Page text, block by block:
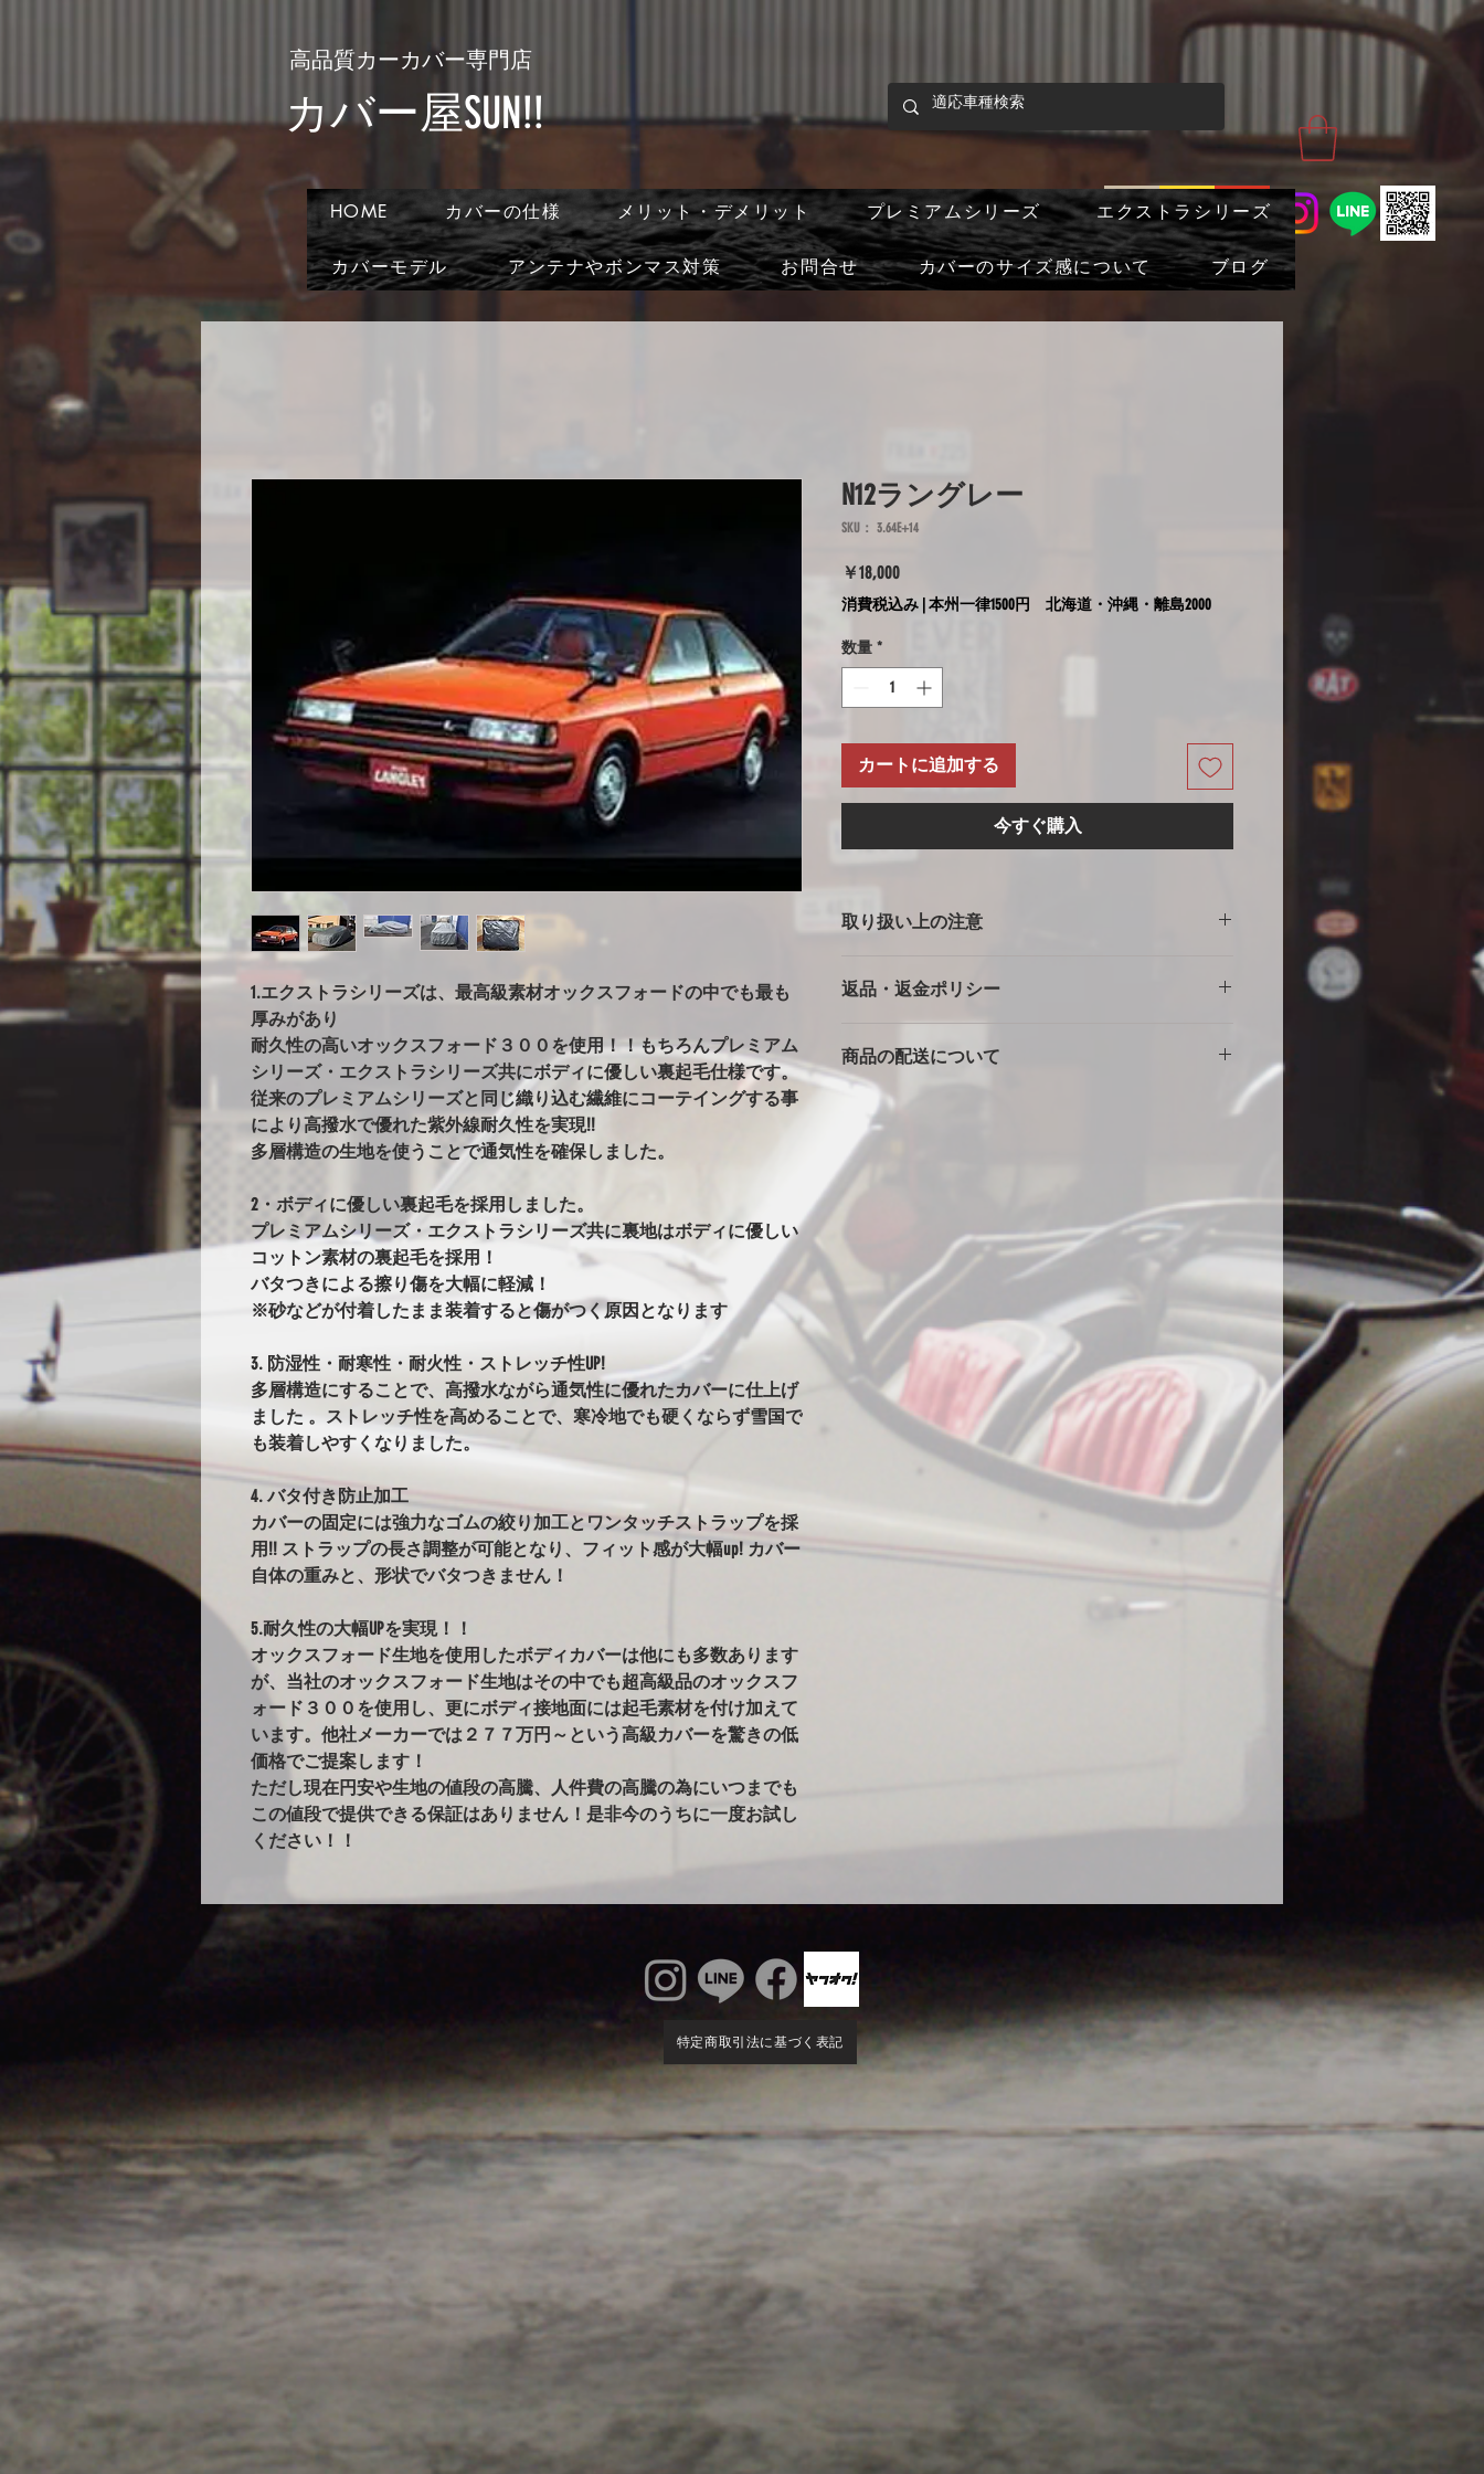
HOME カバーの仕様 メリット・デメリット プレミアムシリーズ エクストラシリーズ
カバーモデル アンテナやボンマス対策 お問合せ カバーのサイズ感について ブログ
​高品質カーカバー専門店
​カバー屋SUN!!
1.エクストラシリーズは、最高級素材オックスフォードの中でも最も
厚みがあり
耐久性の高いオックスフォード３００を使用！！もちろんプレミアム
シリーズ・エクストラシリーズ共にボディに優しい裏起毛仕様です。
従来のプレミアムシリーズと同じ織り込む繊維にコーテイングする事
により高撥水で優れた紫外線耐久性を実現!!
多層構造の生地を使うことで通気性を確保しました。
2・ボディに優しい裏起毛を採用しました。
プレミアムシリーズ・エクストラシリーズ共に裏地はボディに優しい
コットン素材の裏起毛を採用！
バタつきによる擦り傷を大幅に軽減！
※砂などが付着したまま装着すると傷がつく原因となります
3. 防湿性・耐寒性・耐火性・ストレッチ性UP!
多層構造にすることで、高撥水ながら通気性に優れたカバーに仕上げ
ました 。ストレッチ性を高めることで、寒冷地でも硬くならず雪国で
も装着しやすくなりました。
4. バタ付き防止加工
カバーの固定には強力なゴムの絞り加工とワンタッチストラップを採
用!! ストラップの長さ調整が可能となり、フィット感が大幅up! カバー
自体の重みと、形状でバタつきません！
5.耐久性の大幅UPを実現！！
オックスフォード生地を使用したボディカバーは他にも多数あります
が、当社のオックスフォード生地はその中でも超高級品のオックスフ
ォード３００を使用し、更にボディ接地面には起毛素材を付け加えて
います。他社メーカーでは２７７万円～という高級カバーを驚きの低
価格でご提案します！
ただし現在円安や生地の値段の高騰、人件費の高騰の為にいつまでも
この値段で提供できる保証はありません！是非今のうちに一度お試し
ください！！
N12ラングレー
SKU： 3.64E+14
￥18,000価
格
消費税込み 本州一律1500円 北海道・沖縄・離島2000
数量 *
カートに追加する
今すぐ購入
取り扱い上の注意
※強風での使用の注意
風の時は、ホイール部分に布団を干す時に使用する大型
の洗濯ばさみを併用する等の工夫をしていただくとより
安全に使用できます。
※完全防水にはしていません。
カバーには防水・撥水加工をしていますが、完全防水で
はありません。ビニール生地やテント生地などの完全防
水生地を使用すると、地面からの湿気でボディが錆てし
まうからです。その為あえて通気性を保つために完全防
水にはしていません。ミシンの縫い目から雨水が浸入す
ることがありますが、不良品ではありません。天気の良
い日など車もカバーをめくり換気する事をお勧めしま
※オールペン車両やコーティング車両に使用する際の注
オールペンやボディコーティング直後の車両は塗膜が不
安定なためカバーの使用はお控えください。コーティン
グ剤や塗料の種類によっては、シミができる可能性があ
ります。万が一シミになった場合は速やかに天日で乾燥
させてください。（現在までに104件のみ、DIYで赤色にオ
ールペンされた車両に使用し、塗装の曇りが出たとの報
※ボディが汚れた状態での使用はお控えください。
雨で濡れている車体や、泥水や砂などで汚れたボティに
返品・返金ポリシー
返品返金は対応できません。事前にカスタム等ご相談い
ただいた車両で、極端にサイズが小さい・大きい等の初
期不良に関しては別途商品に交換させて頂きます。
商品の配送について
本州一律1500円
北海道・沖縄・離島は2000円
発送はゆうパックでの発送になります。土日祝・年末年
始の発送は出来ません。
特定商取引法に基づく表記